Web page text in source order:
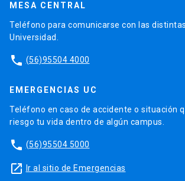
MESA CENTRAL
Teléfono para comunicarse con las
Universidad.
phone (56)95504 4000
EMERGENCIAS UC
Teléfono en caso de accidente o situación
riesgo tu vida dentro de algún campus.
phone (56)95504 5000
launch Ir al sitio de Emergencias